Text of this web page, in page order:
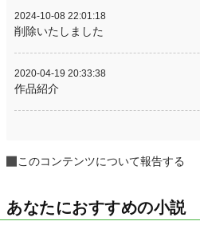
2024-10-08 22:01:18
削除いたしました
2020-04-19 20:33:38
作品紹介
このコンテンツについて報告する
あなたにおすすめの小説